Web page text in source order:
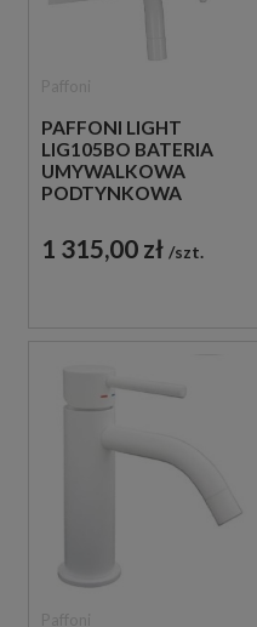
PAFFONI LIGHT
LIG105BO BATERIA
UMYWALKOWA
PODTYNKOWA
BIAŁA
1 315,00 zł szt.